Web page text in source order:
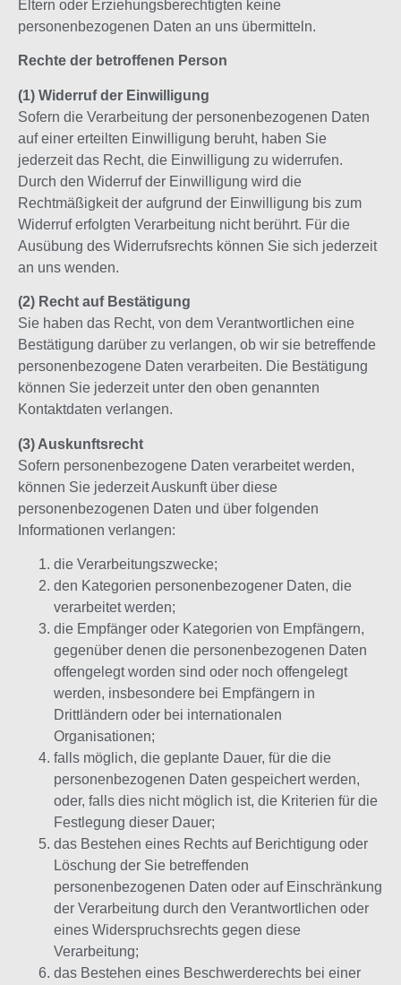
Eltern oder Erziehungsberechtigten keine
personenbezogenen Daten an uns übermitteln.
Rechte der betroffenen Person
(1) Widerruf der Einwilligung
Sofern die Verarbeitung der personenbezogenen Daten
auf einer erteilten Einwilligung beruht, haben Sie
jederzeit das Recht, die Einwilligung zu widerrufen.
Durch den Widerruf der Einwilligung wird die
Rechtmäßigkeit der aufgrund der Einwilligung bis zum
Widerruf erfolgten Verarbeitung nicht berührt. Für die
Ausübung des Widerrufsrechts können Sie sich jederzeit
an uns wenden.
(2) Recht auf Bestätigung
Sie haben das Recht, von dem Verantwortlichen eine
Bestätigung darüber zu verlangen, ob wir sie betreffende
personenbezogene Daten verarbeiten. Die Bestätigung
können Sie jederzeit unter den oben genannten
Kontaktdaten verlangen.
(3) Auskunftsrecht
Sofern personenbezogene Daten verarbeitet werden,
können Sie jederzeit Auskunft über diese
personenbezogenen Daten und über folgenden
Informationen verlangen:
die Verarbeitungszwecke;
den Kategorien personenbezogener Daten, die
verarbeitet werden;
die Empfänger oder Kategorien von Empfängern,
gegenüber denen die personenbezogenen Daten
offengelegt worden sind oder noch offengelegt
werden, insbesondere bei Empfängern in
Drittländern oder bei internationalen
Organisationen;
falls möglich, die geplante Dauer, für die die
personenbezogenen Daten gespeichert werden,
oder, falls dies nicht möglich ist, die Kriterien für die
Festlegung dieser Dauer;
das Bestehen eines Rechts auf Berichtigung oder
Löschung der Sie betreffenden
personenbezogenen Daten oder auf Einschränkung
der Verarbeitung durch den Verantwortlichen oder
eines Widerspruchsrechts gegen diese
Verarbeitung;
das Bestehen eines Beschwerderechts bei einer